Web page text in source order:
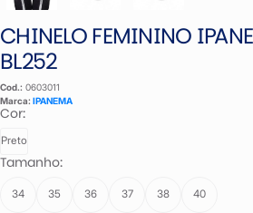
CHINELO FEMININO
BL252
Cod.: 0603011
Marca: IPANEMA
Cor:
Preto
Tamanho:
34 35 36 37 38 40